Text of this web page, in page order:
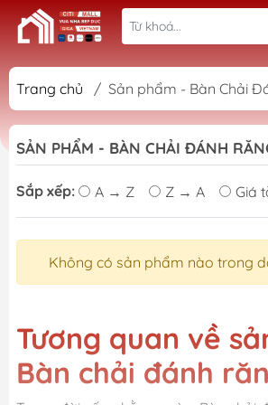
Trang chủ / Sản phẩm - Bàn Chải
SẢN PHẨM - BÀN CHẢI ĐÁNH
Sắp xếp: A → Z Z → A Giá
Không có sản phẩm nào trong
Tương quan về
Bàn chải đánh